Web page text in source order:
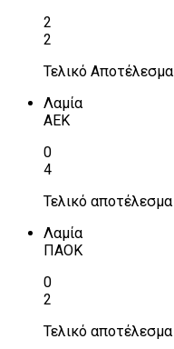
2
2
Τελικό Αποτέλεσμα
Λαμία
ΑΕΚ
0
4
Τελικό αποτέλεσμα
Λαμία
ΠΑΟΚ
0
2
Τελικό αποτέλεσμα